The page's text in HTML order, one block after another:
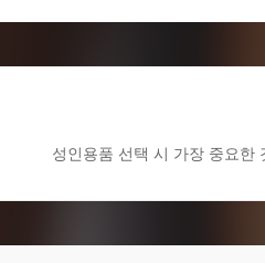
성인용품 선택 시 가장 중요한